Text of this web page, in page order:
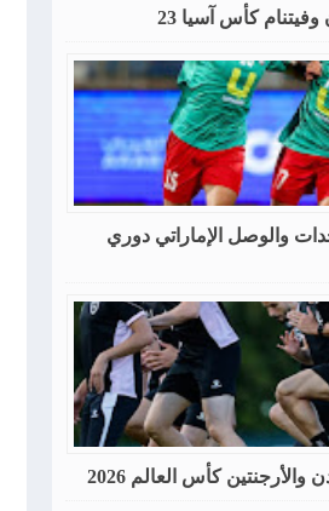
وفيتنام كأس آسيا 23
والوصل الإماراتي دوري
والأرجنتين كأس العالم 2026